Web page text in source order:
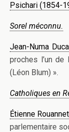
Psichari (1854-
Sorel méconnu.
Jean-Numa
proches l’un de
(Léon Blum) ».
Catholiques en
Étienne
parlementaire